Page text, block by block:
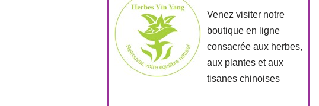
Venez visiter notre
boutique en ligne
consacrée aux herbes,
aux plantes et aux
tisanes chinoises